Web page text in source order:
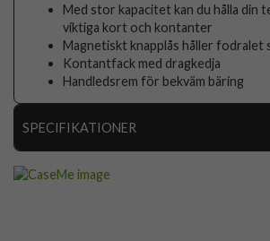
Med stor kapacitet kan du hålla din
viktiga kort och kontanter
Magnetiskt knapplås håller fodralet
Kontantfack med dragkedja
Handledsrem för bekväm bäring
SPECIFIKATIONER